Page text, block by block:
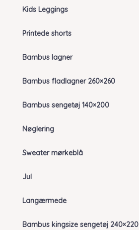
Kids Leggings
Printede shorts
Bambus lagner
Bambus fladlagner 260×260
Bambus sengetøj 140×200
Nøglering
Sweater mørkeblå
Jul
Langærmede
Bambus kingsize sengetøj 240×220